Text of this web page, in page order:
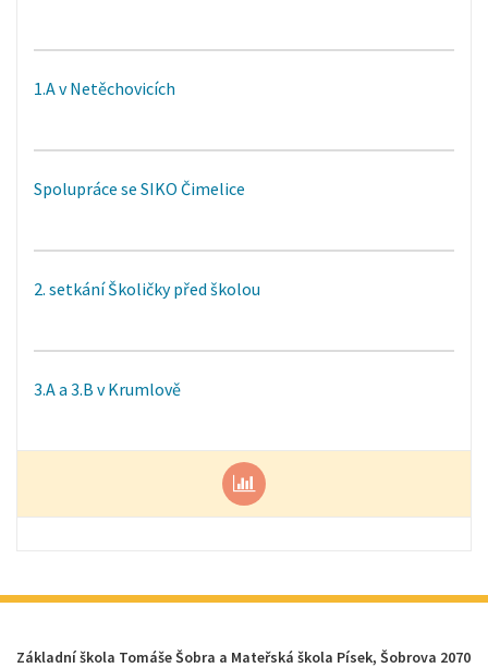
1.A v Netěchovicích
Spolupráce se SIKO Čimelice
2. setkání Školičky před školou
3.A a 3.B v Krumlově
Základní škola Tomáše Šobra a Mateřská škola Písek, Šobrova 2070